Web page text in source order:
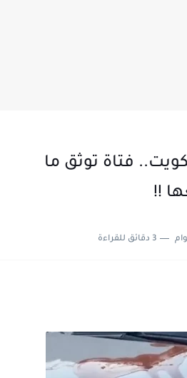
فتاة توثق ما
!!
3 دقائق للقراءة